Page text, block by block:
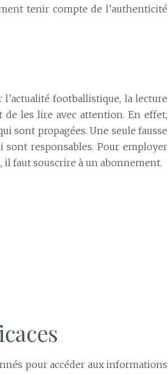
tenir compte de l’authenticité
footballistique, la lecture
de les lire avec attention. En effet,
sont propagées. Une seule fausse
responsables. Pour employer
il faut souscrire à un abonnement.
pour accéder aux informations